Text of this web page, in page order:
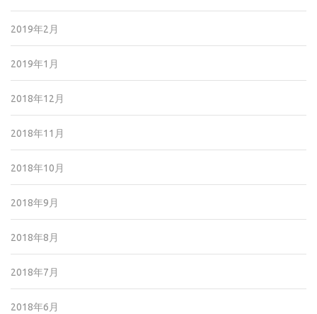
2019年2月
2019年1月
2018年12月
2018年11月
2018年10月
2018年9月
2018年8月
2018年7月
2018年6月